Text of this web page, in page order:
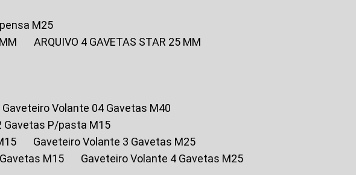
M25
ARQUIVO 4 GAVETAS STAR 25 MM
Gaveteiro Volante 04 Gavetas M40
Gavetas P/pasta M15
Gaveteiro Volante 3 Gavetas M25
M15
Gaveteiro Volante 4 Gavetas M25